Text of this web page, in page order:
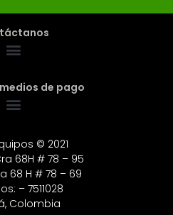
de pago
© 2021
68H # 78 – 95
68 H # 78 – 69
– 7511028
Colombia